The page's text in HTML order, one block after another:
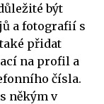
být
a fotografií s
přidat
na profil a
čísla.
někým v